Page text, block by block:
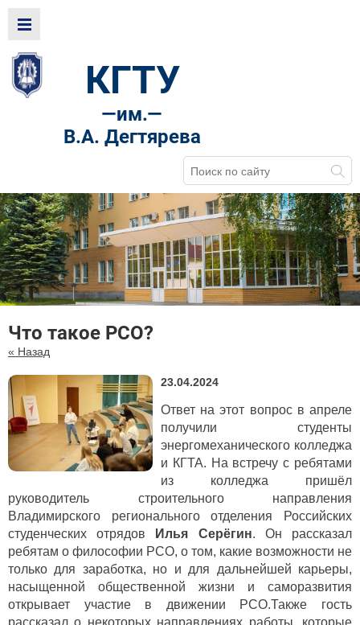
КГТУ
—им.—
В.А. Дегтярева
Что такое РСО?
« Назад
23.04.2024
Ответ на этот вопрос в апреле
получили студенты
энергомеханического колледжа
и КГТА. На встречу с ребятами
из колледжа пришёл
руководитель строительного направления
Владимирского регионального отделения Российских
студенческих отрядов
Илья Серёгин. Он рассказал
ребятам о философии РСО, о том, какие возможности не
только для заработка, но и для дальнейшей карьеры,
насыщенной общественной жизни и саморазвития
открывает участие в движении РСО.Также гость